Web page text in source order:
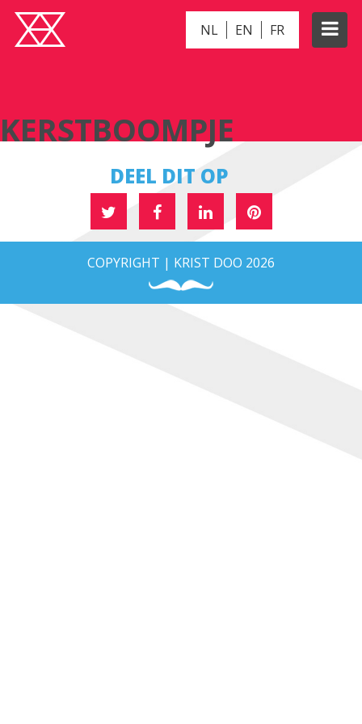
NL EN FR
KERSTBOOMPJE
DEEL DIT OP
COPYRIGHT | KRIST DOO 2026